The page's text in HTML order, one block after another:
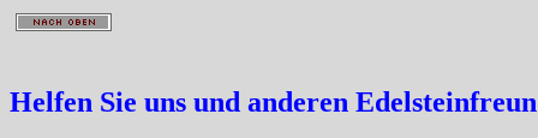
Helfen Sie uns und anderen